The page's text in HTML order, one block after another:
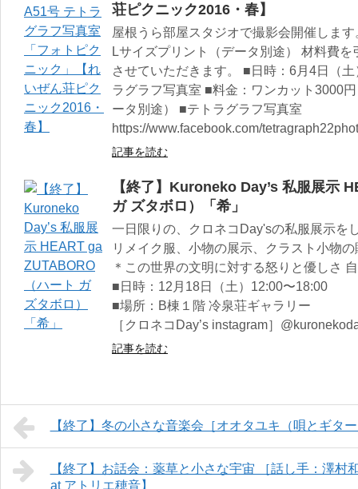
荘ピクニック2016・春】
屋根うら部屋スタジオで撮影会開催しま
Lサイズプリント（データ別途） 材料費
させていただきます。 ■日時：6月4日（
ラグラフ写真室 ■料金：ワンカット3000
ータ別途） ■テトラグラフ写真室
https://www.facebook.com/
記事を読む
【終了】Kuroneko Day’s 私服展示
ガ ズタボロ）「希」
一日限りの、クロネコDay'sの私服展示を
リメイク服、小物の展示、クラスト小物の
＊この世界の文明に対する怒りと優しさ
■日時：12月18日（土）12:00〜18:00
■場所：B棟１階 冷泉荘ギャラリー
［クロネコDay’s instagram］
記事を読む
【終了】冬の小さな音楽会［オオタユキ（唄とギタ
【終了】お話会：薬草と小さな宇宙 ［話し手：澤
at アトリエ穂音】